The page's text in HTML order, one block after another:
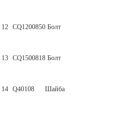
12 СQ1200850 Болт
13 СQ1500818 Болт
14 Q40108 Шайба